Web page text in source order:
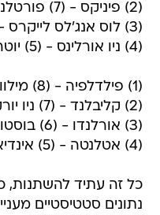
(2) פיניקס - (7) פורטלנד
(3) לוס אנג'לס לייקרס - (6) גולדן סטייט
(4) ניו אורלינס - (5) יוטה
(1) פילדלפיה - (8) מילווקי
(2) קליבלנד - (7) ניו יורק
(3) אורלנדו - (6) בוסטון
(4) אטלנטה - (5) אינדיאנה
כל זה עתיד להשתנות,
נתונים סטטיסטיים